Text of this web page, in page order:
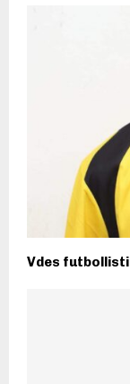
Vdes futbollisti